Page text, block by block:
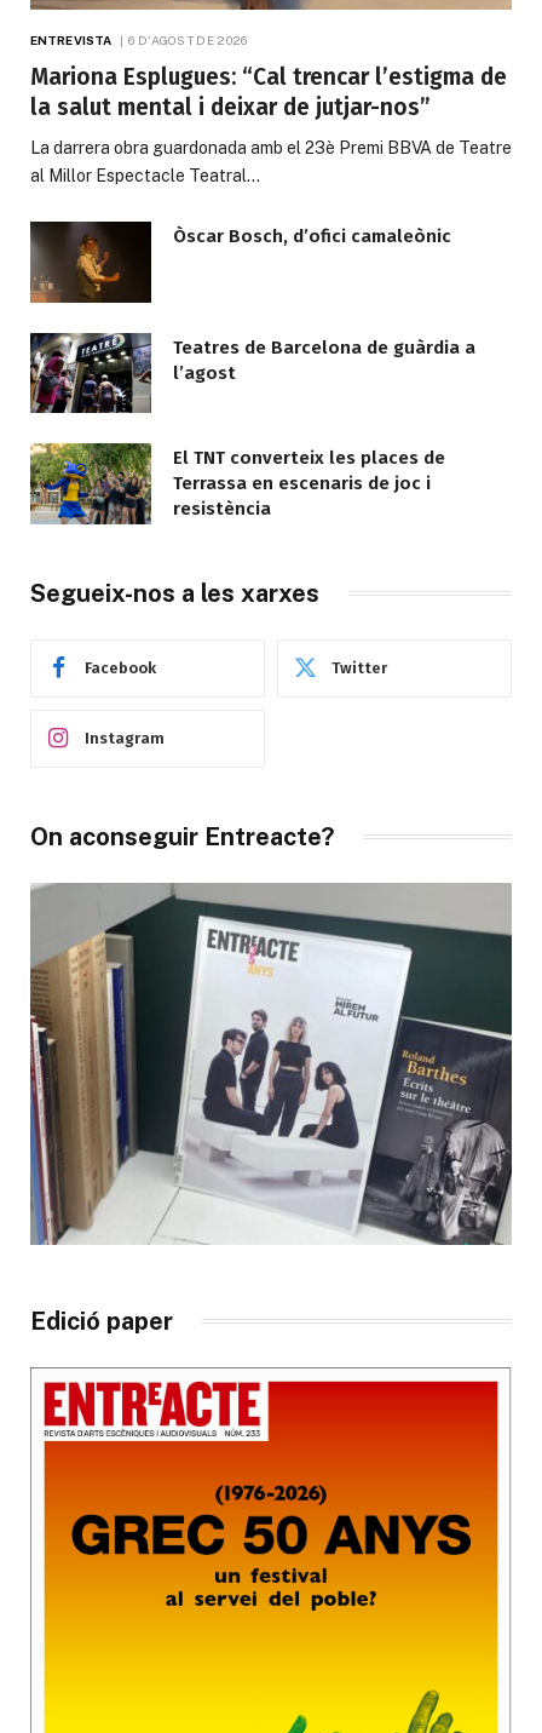
ENTREVISTA 6 D'AGOST DE 2026
Mariona Esplugues: “Cal trencar l’estigma de
la salut mental i deixar de jutjar-nos”
La darrera obra guardonada amb el 23è Premi BBVA de Teatre
al Millor Espectacle Teatral…
Òscar Bosch, d’ofici camaleònic
Teatres de Barcelona de guàrdia a
l’agost
El TNT converteix les places de
Terrassa en escenaris de joc i
resistència
Segueix-nos a les xarxes
Facebook Twitter
Instagram
On aconseguir Entreacte?
Edició paper